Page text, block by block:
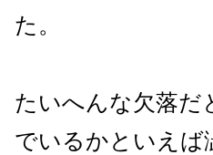
た。
たいへんな欠落だ
でいるかといえば